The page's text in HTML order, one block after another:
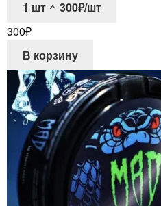
1 шт
300₽/шт
300₽
В корзину